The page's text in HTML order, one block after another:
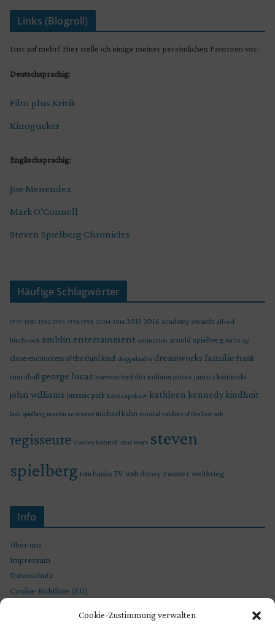
Cookie-Zustimmung verwalten
Links (Blogroll)
Lust auf mehr? Hier stelle ich einige meiner persönlichen Favoriten vor:
Deutschsprachig:
Film plus Kritik
Kinogucker
Englischsprachig:
Joe Menendez
Mark O’Connell
Steven Spielberg Chronicles
Häufige Schlagwörter
1979 1981 1982 1993 1994 1998 2004 2014 2015 2016 academy awards alfred
hitchcock amblin entertainment animation arnold spielberg berlin cgi
close encounters of the third kind doppelsalve dreamworks familie frank
marshall george lucas harrison ford ilm indiana jones janusz kaminski
john williams jurassic park kate capshaw kathleen kennedy kindheit
leah spielberg martin scorsese michael kahn musical raiders of the lost ark
regisseure stanley kubrick star wars steven
spielberg tom hanks tv walt disney zweiter weltkrieg
Info
Über uns
Impressum
Datenschutz
Cookie-Richtlinie (EU)